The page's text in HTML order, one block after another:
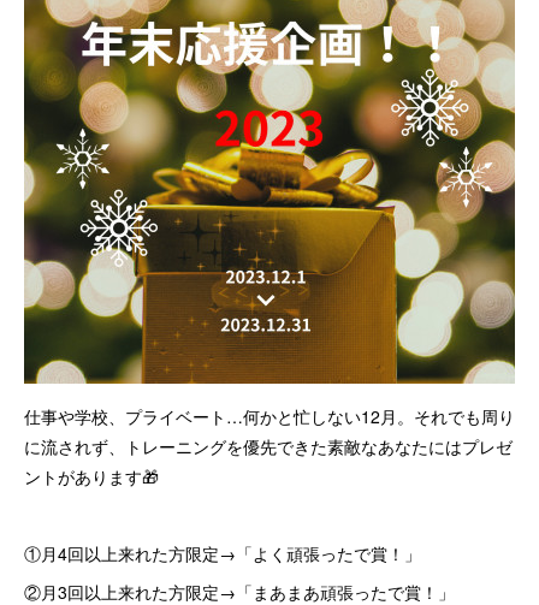
仕事や学校、プライベート…何かと忙しない12月。それでも周り
に流されず、トレーニングを優先できた素敵なあなたにはプレゼ
ントがあります🎁
①月4回以上来れた方限定→「よく頑張ったで賞！」
②月3回以上来れた方限定→「まあまあ頑張ったで賞！」